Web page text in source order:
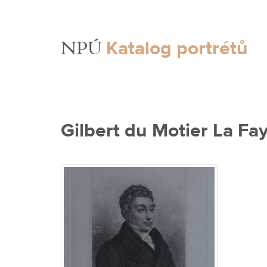
NPÚ Katalog portrétů
Gilbert du Motier La